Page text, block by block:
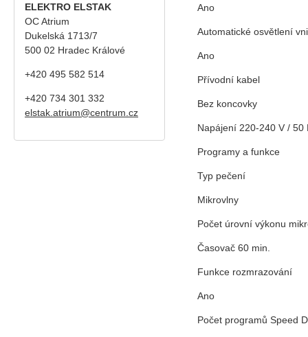
Ano
Automatické osvětlení
Ano
Přívodní kabel
Bez koncovky
Napájení 220-240 V /
Programy a funkce
Typ pečení
Mikrovlny
Počet úrovní výkonu
Časovač 60 min.
Funkce rozmrazování
Ano
Počet programů Speed
ELEKTRO ELSTAK
OC Atrium
Dukelská 1713/7
500 02 Hradec Králové
+420 495 582 514
+420 734 301 332
elstak.atrium@centrum.cz